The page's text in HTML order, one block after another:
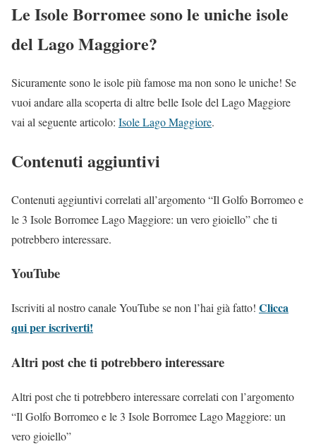
Le Isole Borromee sono le uniche isole
del Lago Maggiore?
Sicuramente sono le isole più famose ma non sono le uniche! Se
vuoi andare alla scoperta di altre belle Isole del Lago Maggiore
vai al seguente articolo: Isole Lago Maggiore.
Contenuti aggiuntivi
Contenuti aggiuntivi correlati all’argomento “Il Golfo Borromeo e
le 3 Isole Borromee Lago Maggiore: un vero gioiello” che ti
potrebbero interessare.
YouTube
Iscriviti al nostro canale YouTube se non l’hai già fatto! Clicca
qui per iscriverti!
Altri post che ti potrebbero interessare
Altri post che ti potrebbero interessare correlati con l’argomento
“Il Golfo Borromeo e le 3 Isole Borromee Lago Maggiore: un
vero gioiello”